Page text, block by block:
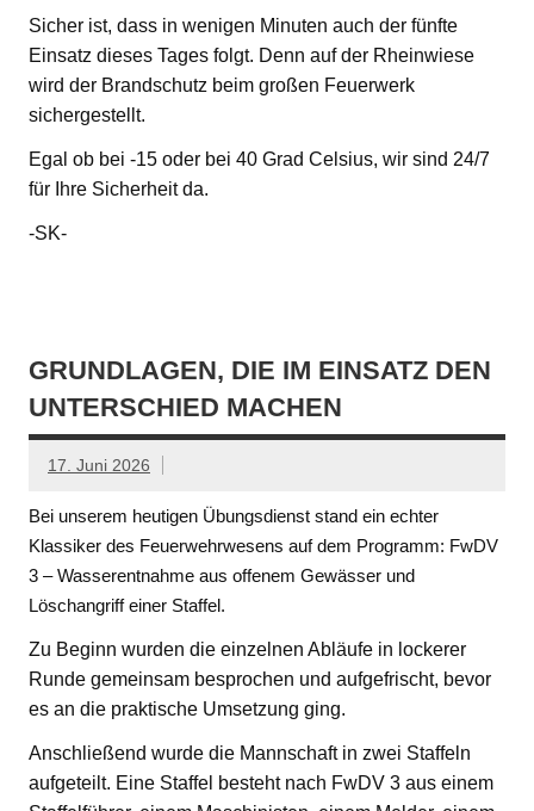
Sicher ist, dass in wenigen Minuten auch der fünfte
Einsatz dieses Tages folgt. Denn auf der Rheinwiese
wird der Brandschutz beim großen Feuerwerk
sichergestellt.
Egal ob bei -15 oder bei 40 Grad Celsius, wir sind 24/7
für Ihre Sicherheit da.
-SK-
GRUNDLAGEN, DIE IM EINSATZ DEN
UNTERSCHIED MACHEN
17. Juni 2026
Bei unserem heutigen Übungsdienst stand ein echter
Klassiker des Feuerwehrwesens auf dem Programm: FwDV
3 – Wasserentnahme aus offenem Gewässer und
Löschangriff einer Staffel.
Zu Beginn wurden die einzelnen Abläufe in lockerer
Runde gemeinsam besprochen und aufgefrischt, bevor
es an die praktische Umsetzung ging.
Anschließend wurde die Mannschaft in zwei Staffeln
aufgeteilt. Eine Staffel besteht nach FwDV 3 aus einem